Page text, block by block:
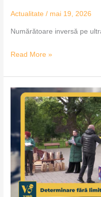
Actualitate / mai 19, 2026
Numărătoare inversă pe
Read More »
Determinare
limite
la
S24H
–
VoxQub